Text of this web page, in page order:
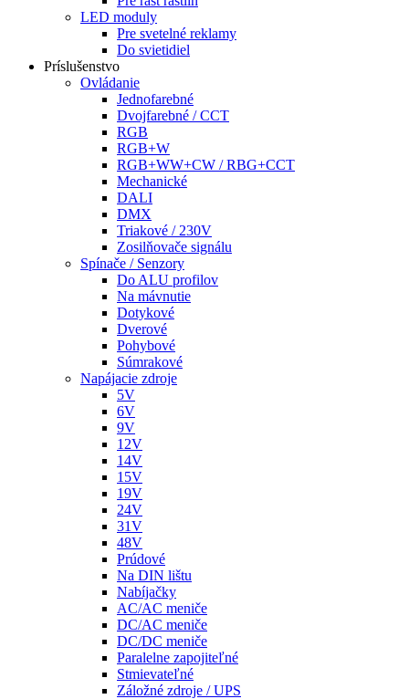
LED moduly
Pre svetelné reklamy
Do svietidiel
Príslušenstvo
Ovládanie
Jednofarebné
Dvojfarebné / CCT
RGB
RGB+W
RGB+WW+CW / RBG+CCT
Mechanické
DALI
DMX
Triakové / 230V
Zosilňovače signálu
Spínače / Senzory
Do ALU profilov
Na mávnutie
Dotykové
Dverové
Pohybové
Súmrakové
Napájacie zdroje
5V
6V
9V
12V
14V
15V
19V
24V
31V
48V
Prúdové
Na DIN lištu
Nabíjačky
AC/AC meniče
DC/AC meniče
DC/DC meniče
Paralelne zapojiteľné
Stmievateľné
Záložné zdroje / UPS